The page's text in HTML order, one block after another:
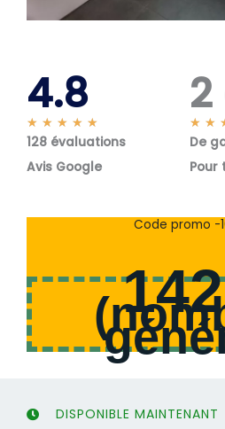
4.8
★ ★ ★ ★ ★
o
s
128 évaluations
Avis Google
★ ★
De
Pour
Code promo -
(
DISPONIBLE MAINTENANT